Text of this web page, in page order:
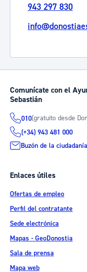
943 297 830
Comunícate con el
Sebastián
010(gratuito desde
(+34) 943 481 000
Buzón de la ciudadanía
Enlaces útiles
Ofertas de empleo
Perfil del contratante
Sede electrónica
Mapas - GeoDonostia
Sala de prensa
Mapa web